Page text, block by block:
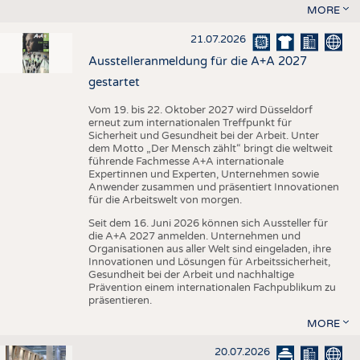
MORE
21.07.2026
Ausstelleranmeldung für die A+A 2027
gestartet
Vom 19. bis 22. Oktober 2027 wird Düsseldorf
erneut zum internationalen Treffpunkt für
Sicherheit und Gesundheit bei der Arbeit. Unter
dem Motto „Der Mensch zählt“ bringt die weltweit
führende Fachmesse A+A internationale
Expertinnen und Experten, Unternehmen sowie
Anwender zusammen und präsentiert Innovationen
für die Arbeitswelt von morgen.
Seit dem 16. Juni 2026 können sich Aussteller für
die A+A 2027 anmelden. Unternehmen und
Organisationen aus aller Welt sind eingeladen, ihre
Innovationen und Lösungen für Arbeitssicherheit,
Gesundheit bei der Arbeit und nachhaltige
Prävention einem internationalen Fachpublikum zu
präsentieren.
MORE
20.07.2026